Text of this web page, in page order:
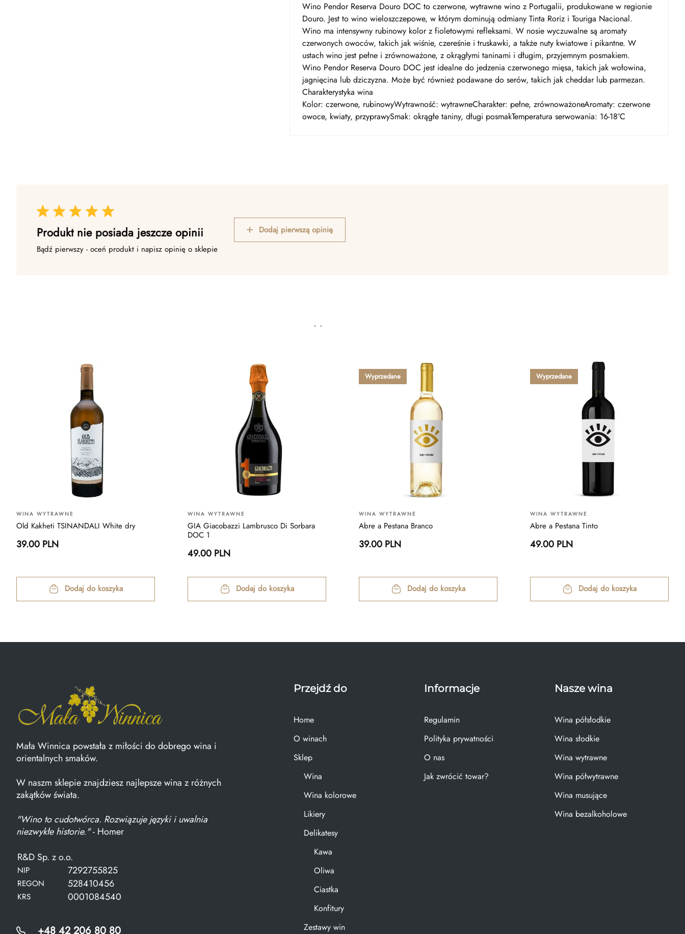
Wino Pendor Reserva Douro DOC to czerwone, wytrawne wino z Portugalii, produkowane w regionie
Douro. Jest to wino wieloszczepowe, w którym dominują odmiany Tinta Roriz i Touriga Nacional.
Wino ma intensywny rubinowy kolor z fioletowymi refleksami. W nosie wyczuwalne są aromaty
czerwonych owoców, takich jak wiśnie, czereśnie i truskawki, a także nuty kwiatowe i pikantne. W
ustach wino jest pełne i zrównoważone, z okrągłymi taninami i długim, przyjemnym posmakiem.
Wino Pendor Reserva Douro DOC jest idealne do jedzenia czerwonego mięsa, takich jak wołowina,
jagnięcina lub dziczyzna. Może być również podawane do serów, takich jak cheddar lub parmezan.
Charakterystyka wina
Kolor: czerwone, rubinowyWytrawność: wytrawneCharakter: pełne, zrównoważoneAromaty: czerwone
owoce, kwiaty, przyprawySmak: okrągłe taniny, długi posmakTemperatura serwowania: 16-18°C
Produkt nie posiada jeszcze opinii
Bądź pierwszy - oceń produkt i napisz opinię o sklepie
Dodaj pierwszą opinię
WINA WYTRAWNE
Old Kakheti TSINANDALI White dry
39.00 PLN
Dodaj do koszyka
WINA WYTRAWNE
GIA Giacobazzi Lambrusco Di Sorbara
DOC 1
49.00 PLN
Dodaj do koszyka
Wyprzedane
WINA WYTRAWNE
Abre a Pestana Branco
39.00 PLN
Dodaj do koszyka
Wyprzedane
WINA WYTRAWNE
Abre a Pestana Tinto
49.00 PLN
Dodaj do koszyka
Mała Winnica powstała z miłości do dobrego wina i
orientalnych smaków.
W naszm sklepie znajdziesz najlepsze wina z różnych
zakątków świata.
"Wino to cudotwórca. Rozwiązuje języki i uwalnia
niezwykłe historie."- Homer
R&D Sp. z o.o.
NIP 7292755825
REGON 528410456
KRS 0001084540
+48 42 206 80 80
Przejdź do
Home
O winach
Sklep
Wina
Wina kolorowe
Likiery
Delikatesy
Kawa
Oliwa
Ciastka
Konfitury
Zestawy win
Informacje
Regulamin
Polityka prywatności
O nas
Jak zwrócić towar?
Nasze wina
Wina półsłodkie
Wina słodkie
Wina wytrawne
Wina półwytrawne
Wina musujące
Wina bezalkoholowe